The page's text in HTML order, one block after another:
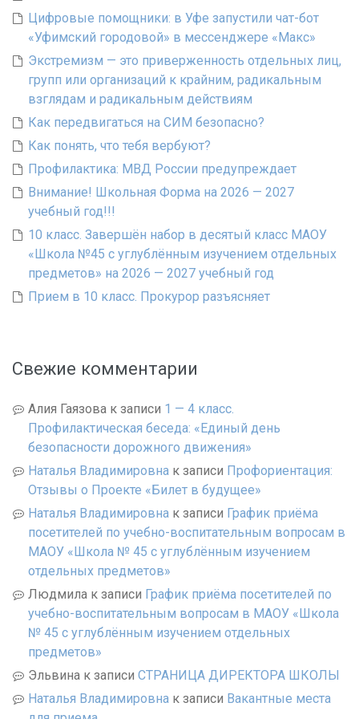
Цифровые помощники: в Уфе запустили чат-бот
«Уфимский городовой» в мессенджере «Макс»
Экстремизм — это приверженность отдельных лиц,
групп или организаций к крайним, радикальным
взглядам и радикальным действиям
Как передвигаться на СИМ безопасно?
Как понять, что тебя вербуют?
Профилактика: МВД России предупреждает
Внимание! Школьная Форма на 2026 — 2027
учебный год!!!
10 класс. Завершён набор в десятый класс МАОУ
«Школа №45 с углублённым изучением отдельных
предметов» на 2026 — 2027 учебный год
Прием в 10 класс. Прокурор разъясняет
Свежие комментарии
Алия Гаязова к записи 1 — 4 класс.
Профилактическая беседа: «Единый день
безопасности дорожного движения»
Наталья Владимировна к записи Профориентация:
Отзывы о Проекте «Билет в будущее»
Наталья Владимировна к записи График приёма
посетителей по учебно-воспитательным вопросам в
МАОУ «Школа № 45 с углублённым изучением
отдельных предметов»
Людмила к записи График приёма посетителей по
учебно-воспитательным вопросам в МАОУ «Школа
№ 45 с углублённым изучением отдельных
предметов»
Эльвина к записи СТРАНИЦА ДИРЕКТОРА ШКОЛЫ
Наталья Владимировна к записи Вакантные места